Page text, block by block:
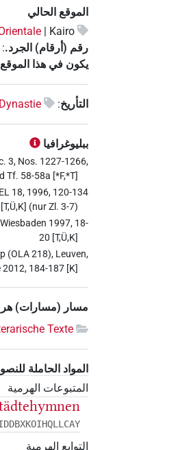
الموقع الحالي
Kairo |
رقم (أرقام) الجرد.
يكون في هذا الموقع
التأريخ:
ببليوغرافيا
3, Nos. 1227-1266,
Tf. 58-58a [*F,*T]
18, 1996, 120-134
[T,Ü,K] (nur Zl. 3-7)
1997, 18-
20 [T,Ü,K]
(OLA 218), Leuven,
2012, 184-187 [K]
مسار (مسارات)
Texte
المواد الحاملة
المتبوعات الهرمية
التوابع الهرمية